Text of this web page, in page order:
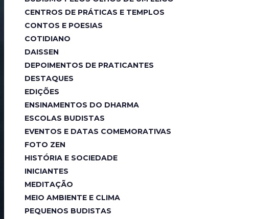
CENTROS DE PRÁTICAS E TEMPLOS
CONTOS E POESIAS
COTIDIANO
DAISSEN
DEPOIMENTOS DE PRATICANTES
DESTAQUES
EDIÇÕES
ENSINAMENTOS DO DHARMA
ESCOLAS BUDISTAS
EVENTOS E DATAS COMEMORATIVAS
FOTO ZEN
HISTÓRIA E SOCIEDADE
INICIANTES
MEDITAÇÃO
MEIO AMBIENTE E CLIMA
PEQUENOS BUDISTAS